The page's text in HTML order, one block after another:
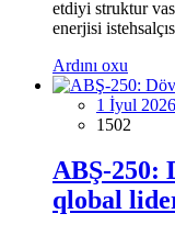
etdiyi struktur
enerjisi
Ardını oxu
1 İyul
1502
ABŞ-250:
qlobal